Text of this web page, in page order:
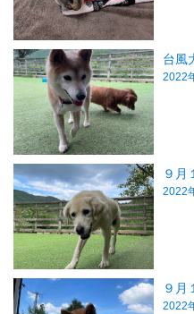
台風
2022
９月
2022
９月
2022